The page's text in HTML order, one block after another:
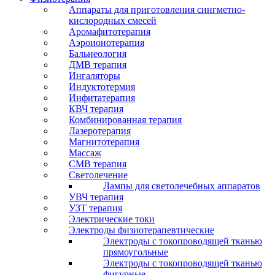
Аппараты для приготовления сингметно-
кислородных смесей
Аромафитотерапия
Аэроионотерапия
Бальнеология
ДМВ терапия
Ингаляторы
Индуктотермия
Инфитатерапия
КВЧ терапия
Комбинированная терапия
Лазеротерапия
Магнитотерапия
Массаж
СМВ терапия
Светолечение
Лампы для светолечебных аппаратов
УВЧ терапия
УЗТ терапия
Электрические токи
Электроды физиотерапевтические
Электроды с токопроводящей тканью
прямоугольные
Электроды с токопроводящей тканью